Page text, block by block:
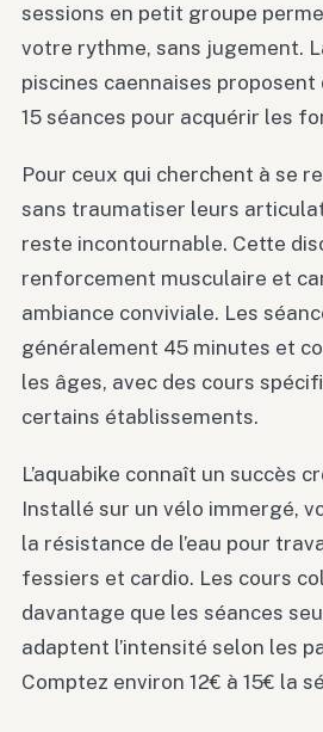
sessions en petit groupe
votre rythme, sans jugement.
piscines caennaises proposent
15 séances pour acquérir les
Pour ceux qui cherchent à se
sans traumatiser leurs
reste incontournable. Cette
renforcement musculaire et
ambiance conviviale. Les
généralement 45 minutes et
les âges, avec des cours
certains établissements.
L’aquabike connaît un succès
Installé sur un vélo immergé,
la résistance de l’eau pour
fessiers et cardio. Les cours
davantage que les séances
adaptent l’intensité selon les
Comptez environ 12€ à 15€ la